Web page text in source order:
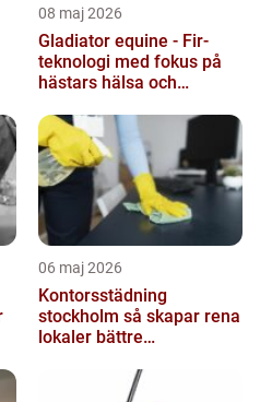
08 maj 2026
Gladiator equine - Fir-
teknologi med fokus på
hästars hälsa och
06 maj 2026
Kontorsstädning
stockholm så skapar rena
lokaler bättre